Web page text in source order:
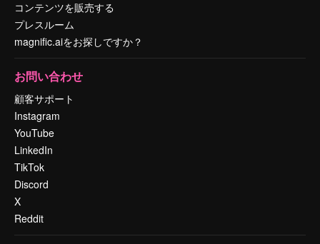
コンテンツを販売する
プレスルーム
magnific.aiをお探しですか？
お問い合わせ
顧客サポート
Instagram
YouTube
LinkedIn
TikTok
Discord
X
Reddit